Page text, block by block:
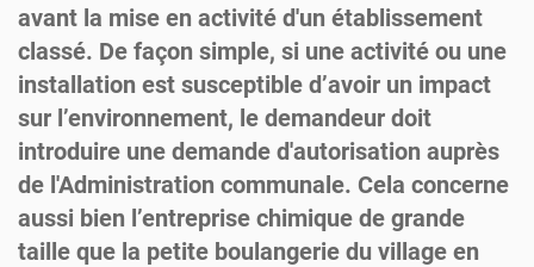
avant la mise en activité d'un établissement
classé. De façon simple, si une activité ou une
installation est susceptible d’avoir un impact
sur l’environnement, le demandeur doit
introduire une demande d'autorisation auprès
de l'Administration communale. Cela concerne
aussi bien l’entreprise chimique de grande
taille que la petite boulangerie du village en